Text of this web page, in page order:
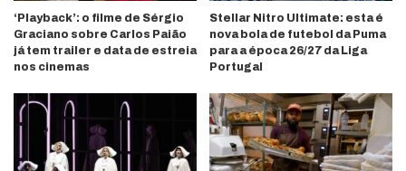
‘Playback’: o filme de Sérgio
Graciano sobre Carlos Paião
já tem trailer e data de estreia
nos cinemas
Stellar Nitro Ultimate: esta é
nova bola de futebol da Puma
para a época 26/27 da Liga
Portugal